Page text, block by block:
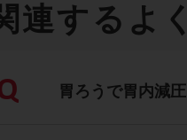
連するよ
胃ろうで胃内減